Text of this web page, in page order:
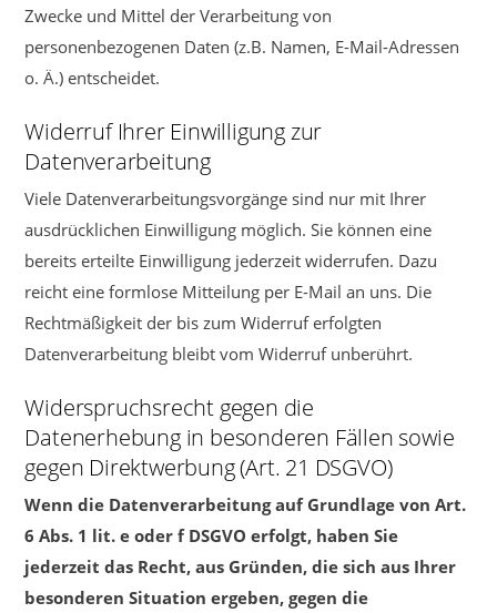
Zwecke und Mittel der Verarbeitung von
personenbezogenen Daten (z.B. Namen, E-Mail-Adressen
o. Ä.) entscheidet.
Widerruf Ihrer Einwilligung zur
Datenverarbeitung
Viele Datenverarbeitungsvorgänge sind nur mit Ihrer
ausdrücklichen Einwilligung möglich. Sie können eine
bereits erteilte Einwilligung jederzeit widerrufen. Dazu
reicht eine formlose Mitteilung per E-Mail an uns. Die
Rechtmäßigkeit der bis zum Widerruf erfolgten
Datenverarbeitung bleibt vom Widerruf unberührt.
Widerspruchsrecht gegen die
Datenerhebung in besonderen Fällen sowie
gegen Direktwerbung (Art. 21 DSGVO)
Wenn die Datenverarbeitung auf Grundlage von Art.
6 Abs. 1 lit. e oder f DSGVO erfolgt, haben Sie
jederzeit das Recht, aus Gründen, die sich aus Ihrer
besonderen Situation ergeben, gegen die